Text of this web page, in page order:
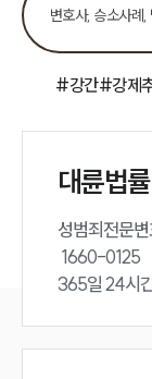
#강간#강제
대륜법
성범죄전문
365일 24시